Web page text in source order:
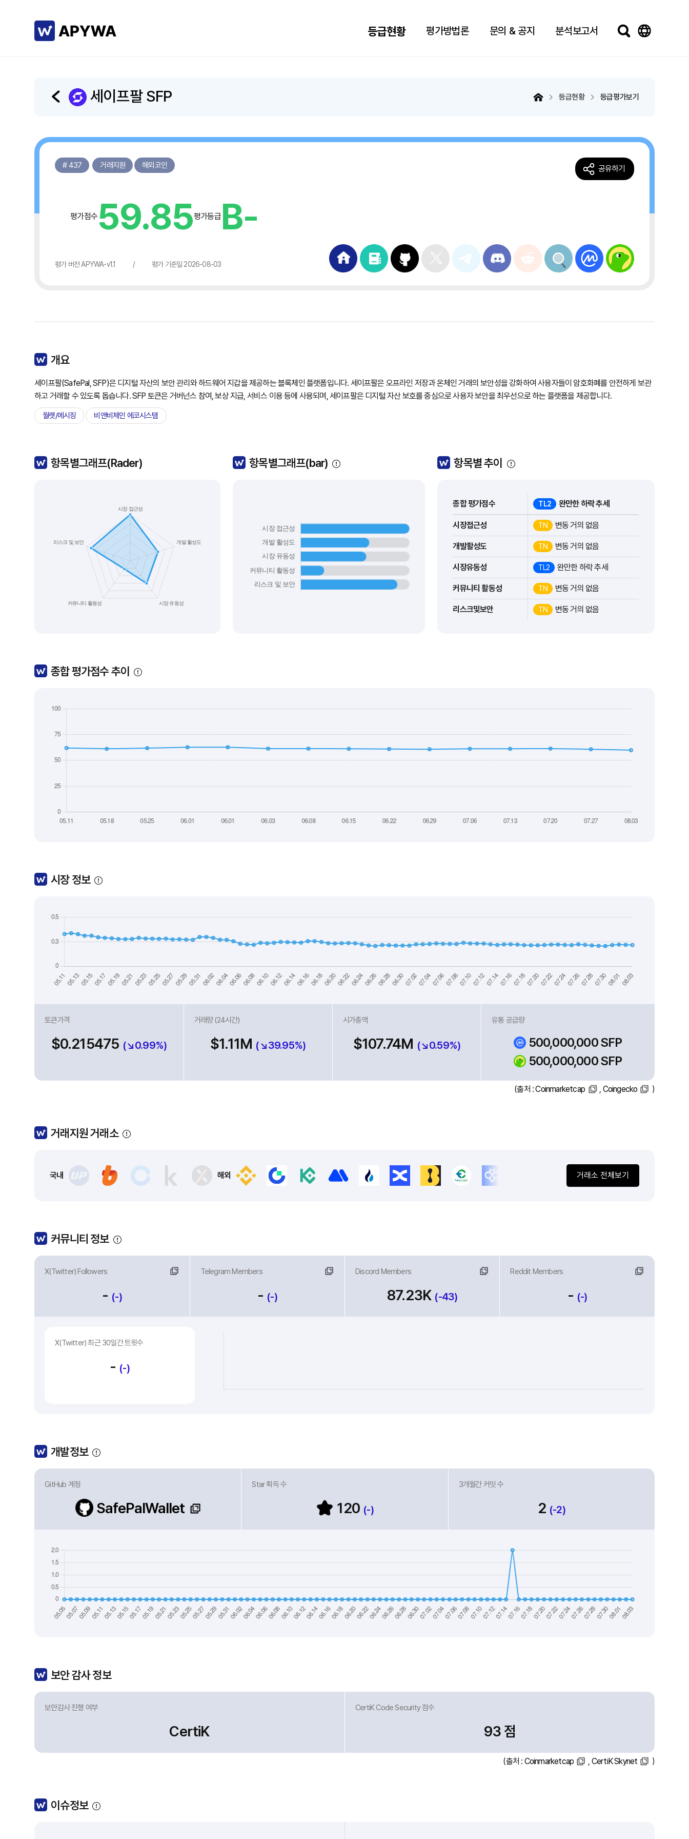
등급현황 평가방법론 문의 & 공지 분석보고서
검색하기Language
세이프팔 SFP 등급현황 등급평가보기
공유하기
# 437 거래지원 해외코인
평가점수 59.85평가등급B-
평가 버전 APYWA-v1.1 / 평가 기준일 2026-08-03
개요
세이프팔(SafePal, SFP)은 디지털 자산의 보안 관리와 하드웨어 지갑을 제공하는 블록체인 플랫폼입니다. 세이프팔은 오프라인 저장과 온체인 거래의 보안성을 강화하여 사용자들이 암호화폐를 안전하게 보관
하고 거래할 수 있도록 돕습니다. SFP 토큰은 거버넌스 참여, 보상 지급, 서비스 이용 등에 사용되며, 세이프팔은 디지털 자산 보호를 중심으로 사용자 보안을 최우선으로 하는 플랫폼을 제공합니다.
월렛/메시징 비앤비체인 에코시스템
항목별그래프(Rader) 항목별그래프(bar) 항목별 추이
종합 평가점수 TL2 완만한 하락 추세
시장접근성 TN 변동 거의 없음
개발활성도 TN 변동 거의 없음
시장유동성 TL2 완만한 하락 추세
커뮤니티 활동성 TN 변동 거의 없음
리스크및보안 TN 변동 거의 없음
종합 평가점수 추이
시장 정보
토큰가격
$0.215475 (↘0.99%)
거래량 (24시간)
$1.11M (↘39.95%)
시가총액
$107.74M (↘0.59%)
유통 공급량
500,000,000 SFP
500,000,000 SFP
(출처 :Coinmarketcap Coingecko )
거래지원 거래소
국내 해외 거래소 전체보기
커뮤니티 정보
X(Twitter) Followers
- (-)
Telegram Members
링크
- (-)
Discord Members
링크
87.23K (-43)
Reddit Members
링크
- (-)
X(Twitter) 최근 30일간 트윗수
- (-)
개발정보
GitHub 계정
SafePalWallet
Star 획득 수
120 (-)
3개월간 커밋 수
2 (-2)
보안 감사 정보
보안감사 진행 여부
CertiK
CertiK Code Security 점수
93 점
(출처 : Coinmarketcap CertiK Skynet )
이슈정보